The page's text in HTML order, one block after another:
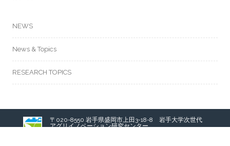
NEWS
News & Topics
RESEARCH TOPICS
〒020-8550 岩手県盛岡市上田3-18-8 岩手大学次世代
アグリイノベーション研究センター